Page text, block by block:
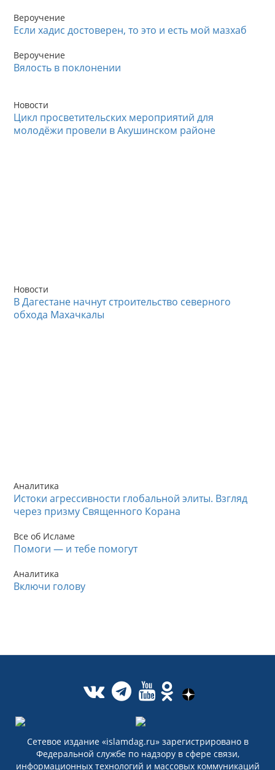
Вероучение
Если хадис достоверен, то это и есть мой мазхаб
Вероучение
Вялость в поклонении
Новости
Цикл просветительских мероприятий для
молодёжи провели в Акушинском районе
Новости
В Дагестане начнут строительство северного
обхода Махачкалы
Аналитика
Истоки агрессивности глобальной элиты. Взгляд
через призму Священного Корана
Все об Исламе
Помоги — и тебе помогут
Аналитика
Включи голову
Сетевое издание «islamdag.ru» зарегистрировано в
Федеральной службе по надзору в сфере связи,
информационных технологий и массовых коммуникаций